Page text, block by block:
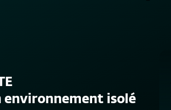
environnement isolé